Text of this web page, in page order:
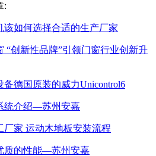
:
该如何选择合适的生产厂家
“创新性品牌”引领门窗行业创新升
德国原装的威力Unicontrol6
统介绍—苏州安嘉
厂家 运动木地板安装流程
质的性能—苏州安嘉